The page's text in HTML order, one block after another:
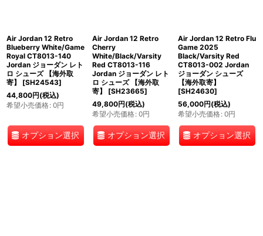
Air Jordan 12 Retro
Blueberry White/Game
Royal CT8013-140
Jordan ジョーダン レト
ロ シューズ 【海外取
寄】
[SH24543]
44,800円(税込)
希望小売価格: 0円
オプション選択
Air Jordan 12 Retro
Cherry
White/Black/Varsity
Red CT8013-116
Jordan ジョーダン レト
ロ シューズ 【海外取
寄】
[SH23665]
49,800円(税込)
希望小売価格: 0円
オプション選択
Air Jordan 12 Retro Flu
Game 2025
Black/Varsity Red
CT8013-002 Jordan
ジョーダン シューズ
【海外取寄】
[SH24630]
56,000円(税込)
希望小売価格: 0円
オプション選択